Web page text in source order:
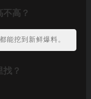
不高？
能挖到新鲜爆料。
找？